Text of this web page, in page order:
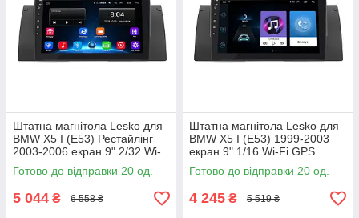
Штатна магнітола Lesko для
BMW X5 I (E53) Рестайлінг
2003-2006 екран 9" 2/32 Wi-
Fi Optima на Андроїд 20 шт.
Готово до відправки 20 од.
5 044 ₴ 6 558 ₴
Штатна магнітола Lesko для
BMW X5 I (E53) 1999-2003
екран 9" 1/16 Wi-Fi GPS
андроїд Optima 20 шт.
Готово до відправки 20 од.
4 245 ₴ 5 519 ₴